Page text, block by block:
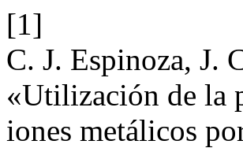
[1]
C. J. Espinoza, J.
«Utilización de la
iones metálicos